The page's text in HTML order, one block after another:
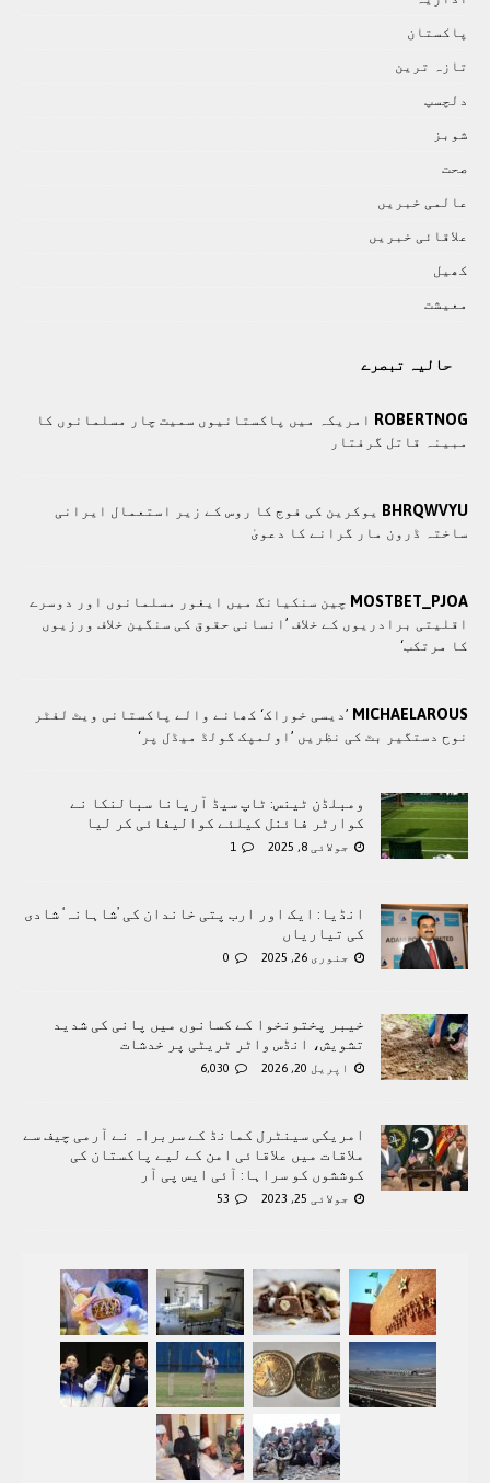
پاکستان
تازہ ترين
دلچسپ
شوبز
صحت
عالمی خبريں
علاقائی خبريں
کھيل
معيشت
حالیہ تبصرے
ROBERTNOG امریکہ میں پاکستانیوں سمیت چار مسلمانوں کا
مبینہ قاتل گرفتار
BHRQWVYU یوکرین کی فوج کا روس کے زیر استعمال ایرانی
ساختہ ڈرون مار گرانے کا دعویٰ
MOSTBET_PJOA چین سنکیانگ میں ایغور مسلمانوں اور دوسرے
اقلیتی برادريوں کے خلاف ’انسانی حقوق کی سنگین خلاف ورزیوں
کا مرتکب‘
MICHAELAROUS ’دیسی خوراک‘ کھانے والے پاکستانی ویٹ لفٹر
نوح دستگیر بٹ کی نظریں ’اولمپک گولڈ میڈل پر‘
ومبلڈن ٹینس: ٹاپ سیڈ آریانا سبالنکا نے
کوارٹر فائنل کیلئے کوالیفائی کر لیا
جولائی 8, 2025 1
انڈیا: ایک اور ارب پتی خاندان کی ’شاہانہ‘ شادی
کی تیاریاں
جنوری 26, 2025 0
خیبر پختونخوا کے کسانوں میں پانی کی شدید
تشویش، انڈس واٹر ٹریٹی پر خدشات
اپریل 20, 2026 6,030
امریکی سینٹرل کمانڈ کے سربراہ نے آرمی چیف سے
ملاقات میں علاقائی امن کے لیے پاکستان کی
کوششوں کو سراہا: آئی ایس پی آر
جولائی 25, 2023 53